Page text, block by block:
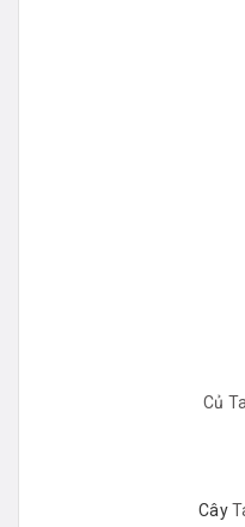
Củ
Cây